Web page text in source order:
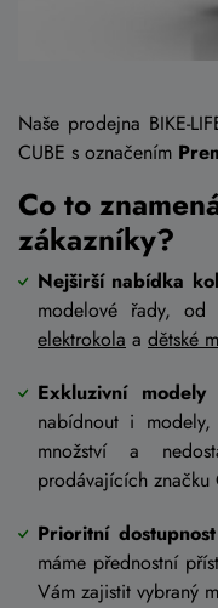
Naše prodejna BIKE-
CUBE s označením
Co to
zákazníky?
Nejširší nabídka
modelové řady, od
elektrokola a dětské
Exkluzivní
nabídnout i
množství a
prodávajících značku
Prioritní
máme přednostní
Vám zajistit vybraný